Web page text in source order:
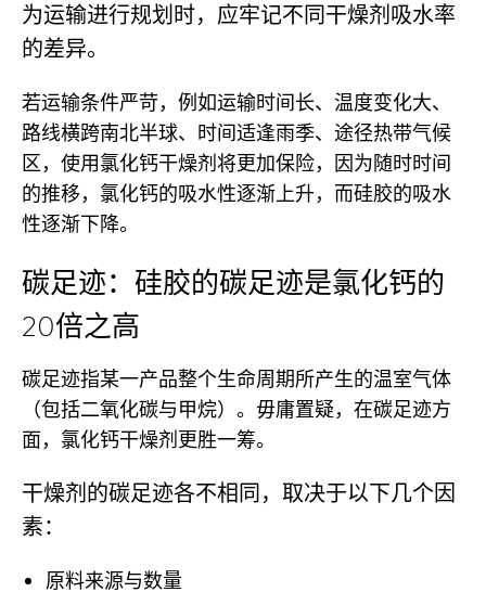
为运输进行规划时，应牢记不同干燥剂吸水率
的差异。
若运输条件严苛，例如运输时间长、温度变化大、
路线横跨南北半球、时间适逢雨季、途径热带气候
区，使用氯化钙干燥剂将更加保险，因为随时时间
的推移，氯化钙的吸水性逐渐上升，而硅胶的吸水
性逐渐下降。
碳足迹：硅胶的碳足迹是氯化钙的
20倍之高
碳足迹指某一产品整个生命周期所产生的温室气体
（包括二氧化碳与甲烷）。毋庸置疑，在碳足迹方
面，氯化钙干燥剂更胜一筹。
干燥剂的碳足迹各不相同，取决于以下几个因
素：
原料来源与数量